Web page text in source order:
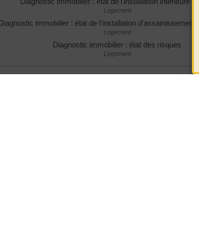
Logement
immobilier : état de l'installation d'assainissement
Logement
Diagnostic immobilier : état des risques
Logement